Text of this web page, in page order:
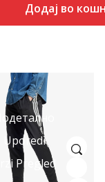
Додај во
Подетално
Uporedi
Brzi Pregled